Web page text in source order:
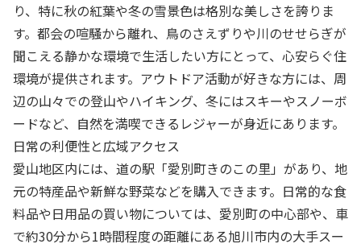
り、特に秋の紅葉や冬の雪景色は格別な美しさを誇りま
す。都会の喧騒から離れ、鳥のさえずりや川のせせらぎが
聞こえる静かな環境で生活したい方にとって、心安らぐ住
環境が提供されます。アウトドア活動が好きな方には、周
辺の山々での登山やハイキング、冬にはスキーやスノーボ
ードなど、自然を満喫できるレジャーが身近にあります。
日常の利便性と広域アクセス
愛山地区内には、道の駅「愛別町きのこの里」があり、地
元の特産品や新鮮な野菜などを購入できます。日常的な食
料品や日用品の買い物については、愛別町の中心部や、車
で約30分から1時間程度の距離にある旭川市内の大手スー